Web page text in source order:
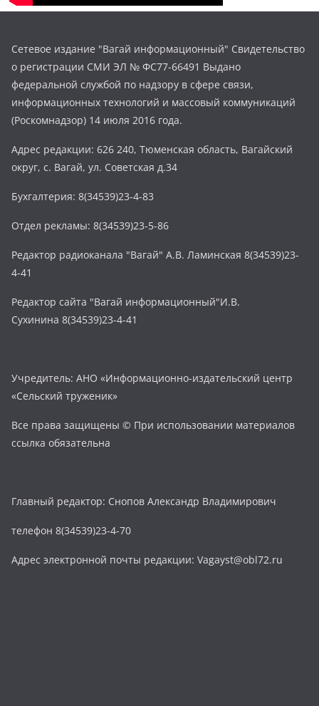
Сетевое издание "Вагай информационный" Свидетельство
о регистрации СМИ ЭЛ № ФС77-66491 Выдано
федеральной службой по надзору в сфере связи,
информационных технологий и массовый коммуникаций
(Роскомнадзор) 14 июля 2016 года.
Адрес редакции: 626 240, Тюменская область, Вагайский
округ, с. Вагай, ул. Советская д.34
Бухгалтерия: 8(34539)23-4-83
Отдел рекламы: 8(34539)23-5-86
Редактор радиоканала "Вагай" А.В. Ламинская 8(34539)23-
4-41
Редактор сайта "Вагай информационный"И.В.
Сухинина 8(34539)23-4-41
Учредитель: АНО «Информационно-издательский центр
«Сельский труженик»
Все права защищены © При использовании материалов
ссылка обязательна
Главный редактор: Снопов Александр Владимирович
телефон 8(34539)23-4-70
Адрес электронной почты редакции: Vagayst@obl72.ru